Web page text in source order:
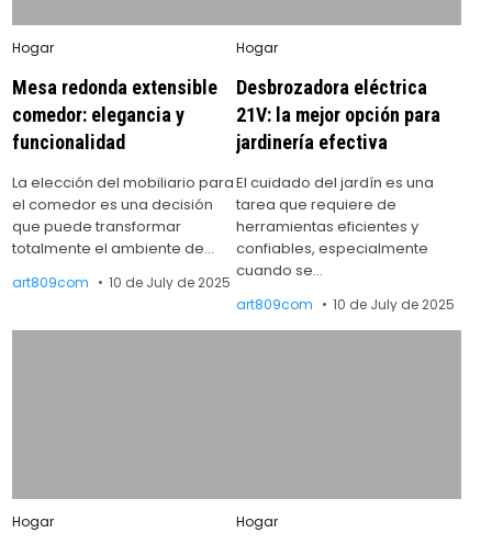
Posted
Hogar
Mesa redonda extensible
comedor: elegancia y
funcionalidad
La elección del mobiliario para
el comedor es una decisión
que puede transformar
totalmente el ambiente de…
art809com 10 de July de 2025
Posted
Hogar
Desbrozadora eléctrica
21V: la mejor opción para
jardinería efectiva
El cuidado del jardín es una
tarea que requiere de
herramientas eficientes y
confiables, especialmente
cuando se…
art809com 10 de July de 2025
Posted
Hogar Posted
Hogar